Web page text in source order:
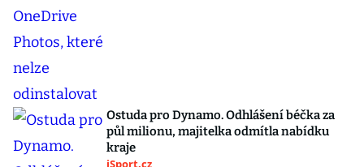
Ostuda pro Dynamo. Odhlášení béčka za
půl milionu, majitelka odmítla nabídku
kraje
iSport.cz